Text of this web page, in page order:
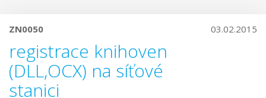
ZN0050
registrace knihoven
(DLL,OCX) na síťové
stanici
03.02.2015